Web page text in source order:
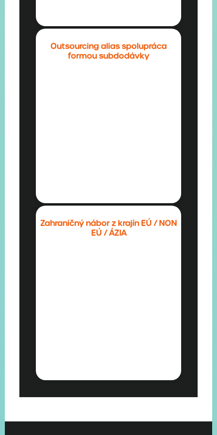
Outsourcing alias spolupráca
formou subdodávky
Zahraničný nábor z krajín EÚ / NON
EÚ / ÁZIA